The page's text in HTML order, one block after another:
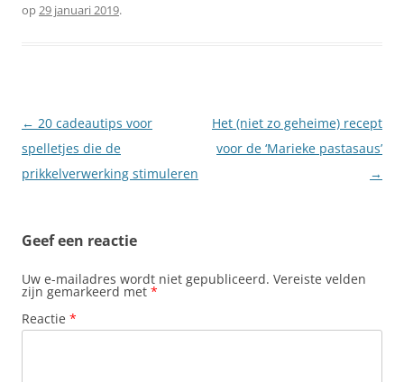
op29 januari 2019.
Berichtnavigatie
← 20 cadeautips voor
spelletjes die de
prikkelverwerking stimuleren
Het (niet zo geheime) recept
voor de ‘Marieke pastasaus’
→
Geef een reactie
Uw e-mailadres wordt niet gepubliceerd. Vereiste velden
zijn gemarkeerd met *
Reactie *